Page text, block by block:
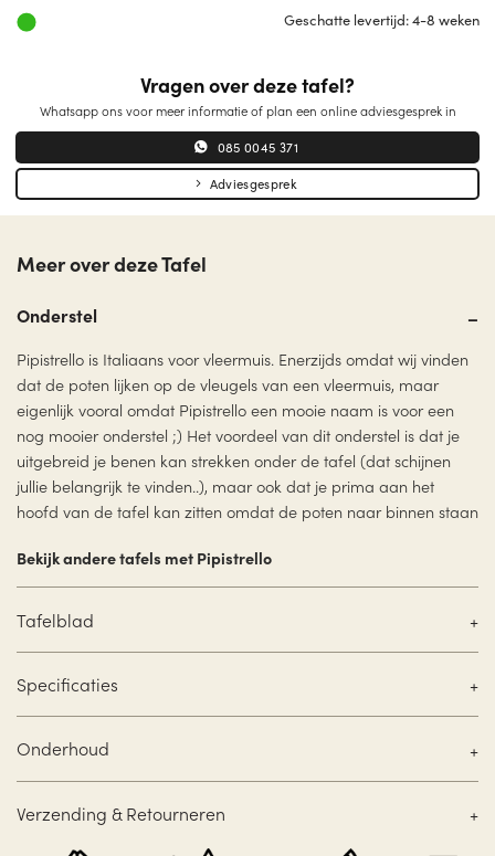
Geschatte levertijd: 4-8 weken
Vragen over deze tafel?
Whatsapp ons voor meer informatie of plan een online adviesgesprek in
085 0045 371
Adviesgesprek
Meer over deze Tafel
Onderstel
Pipistrello is Italiaans voor vleermuis. Enerzijds omdat wij vinden
dat de poten lijken op de vleugels van een vleermuis, maar
eigenlijk vooral omdat Pipistrello een mooie naam is voor een
nog mooier onderstel ;) Het voordeel van dit onderstel is dat je
uitgebreid je benen kan strekken onder de tafel (dat schijnen
jullie belangrijk te vinden..), maar ook dat je prima aan het
hoofd van de tafel kan zitten omdat de poten naar binnen staan
Bekijk andere tafels met Pipistrello
Tafelblad
Specificaties
Onderhoud
Verzending & Retourneren